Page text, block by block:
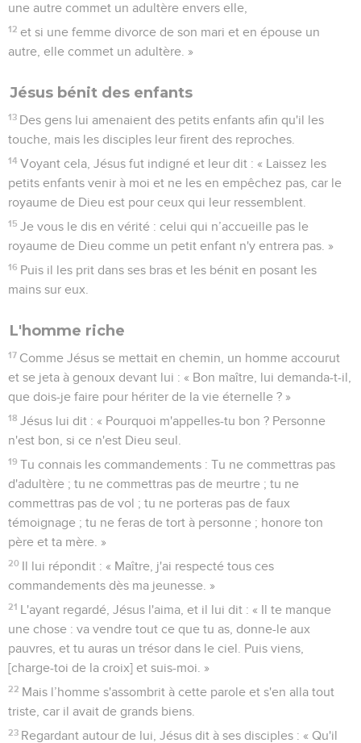
une autre commet un adultère envers elle,
12 et si une femme divorce de son mari et en épouse un
autre, elle commet un adultère. »
Jésus bénit des enfants
13 Des gens lui amenaient des petits enfants afin qu'il les
touche, mais les disciples leur firent des reproches.
14 Voyant cela, Jésus fut indigné et leur dit : « Laissez les
petits enfants venir à moi et ne les en empêchez pas, car le
royaume de Dieu est pour ceux qui leur ressemblent.
15 Je vous le dis en vérité : celui qui n’accueille pas le
royaume de Dieu comme un petit enfant n'y entrera pas. »
16 Puis il les prit dans ses bras et les bénit en posant les
mains sur eux.
L'homme riche
17 Comme Jésus se mettait en chemin, un homme accourut
et se jeta à genoux devant lui : « Bon maître, lui demanda-t-il,
que dois-je faire pour hériter de la vie éternelle ? »
18 Jésus lui dit : « Pourquoi m'appelles-tu bon ? Personne
n'est bon, si ce n'est Dieu seul.
19 Tu connais les commandements : Tu ne commettras pas
d'adultère ; tu ne commettras pas de meurtre ; tu ne
commettras pas de vol ; tu ne porteras pas de faux
témoignage ; tu ne feras de tort à personne ; honore ton
père et ta mère. »
20 Il lui répondit : « Maître, j'ai respecté tous ces
commandements dès ma jeunesse. »
21 L'ayant regardé, Jésus l'aima, et il lui dit : « Il te manque
une chose : va vendre tout ce que tu as, donne-le aux
pauvres, et tu auras un trésor dans le ciel. Puis viens,
[charge-toi de la croix] et suis-moi. »
22 Mais l’homme s'assombrit à cette parole et s'en alla tout
triste, car il avait de grands biens.
23 Regardant autour de lui, Jésus dit à ses disciples : « Qu'il